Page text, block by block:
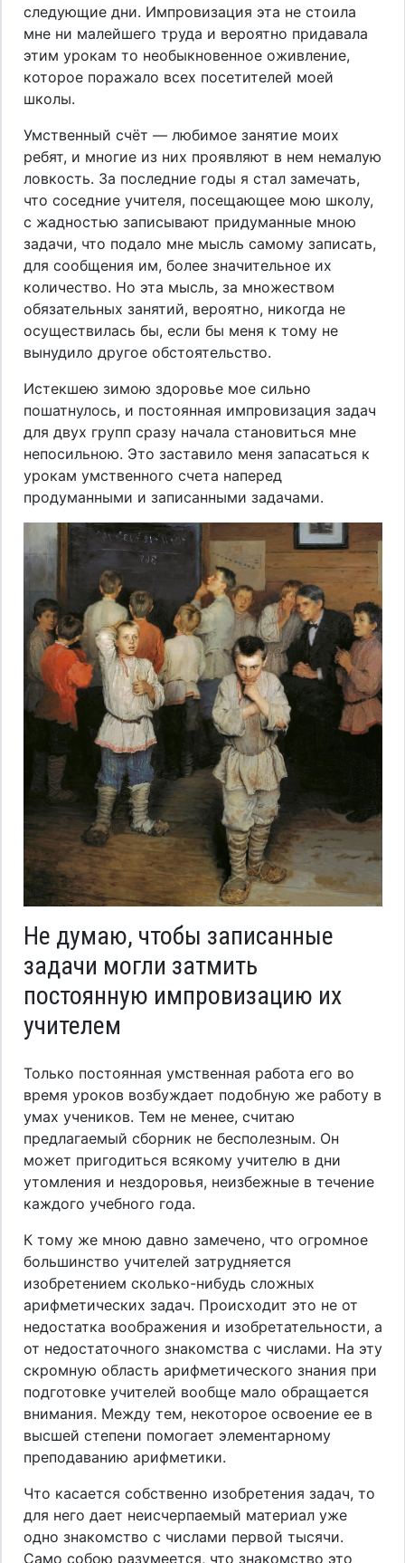
следующие дни. Импровизация эта не стоила
мне ни малейшего труда и вероятно придавала
этим урокам то необыкновенное оживление,
которое поражало всех посетителей моей
школы.
Умственный счёт — любимое занятие моих
ребят, и многие из них проявляют в нем немалую
ловкость. За последние годы я стал замечать,
что соседние учителя, посещающее мою школу,
с жадностью записывают придуманные мною
задачи, что подало мне мысль самому записать,
для сообщения им, более значительное их
количество. Но эта мысль, за множеством
обязательных занятий, вероятно, никогда не
осуществилась бы, если бы меня к тому не
вынудило другое обстоятельство.
Истекшею зимою здоровье мое сильно
пошатнулось, и постоянная импровизация задач
для двух групп сразу начала становиться мне
непосильною. Это заставило меня запасаться к
урокам умственного счета наперед
продуманными и записанными задачами.
Не думаю, чтобы записанные
задачи могли затмить
постоянную импровизацию их
учителем
Только постоянная умственная работа его во
время уроков возбуждает подобную же работу в
умах учеников. Тем не менее, считаю
предлагаемый сборник не бесполезным. Он
может пригодиться всякому учителю в дни
утомления и нездоровья, неизбежные в течение
каждого учебного года.
К тому же мною давно замечено, что огромное
большинство учителей затрудняется
изобретением сколько-нибудь сложных
арифметических задач. Происходит это не от
недостатка воображения и изобретательности, а
от недостаточного знакомства с числами. На эту
скромную область арифметического знания при
подготовке учителей вообще мало обращается
внимания. Между тем, некоторое освоение ее в
высшей степени помогает элементарному
преподаванию арифметики.
Что касается собственно изобретения задач, то
для него дает неисчерпаемый материал уже
одно знакомство с числами первой тысячи.
Само собою разумеется, что знакомство это